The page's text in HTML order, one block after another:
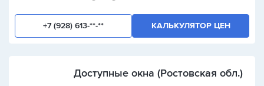
+7 (928) 613-**-** КАЛЬКУЛЯТОР ЦЕН
Доступные окна (Ростовская обл.)